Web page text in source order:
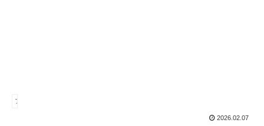
ファストフード
2026.02.07